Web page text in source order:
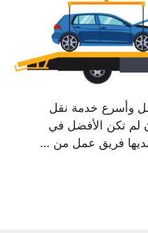
خدمة نقل
تكن الأفضل في
فريق عمل من …